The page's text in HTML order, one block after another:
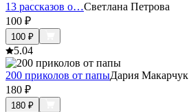
13 рассказов о…Светлана Петрова
100 ₽
100 ₽
5.04
200 приколов от папыДария Макарчук
180 ₽
180 ₽